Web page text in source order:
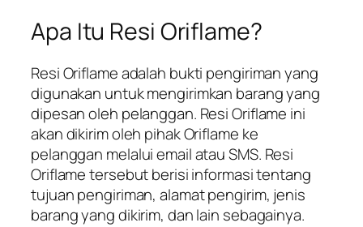
Apa Itu Resi Oriflame?
Resi Oriflame adalah bukti pengiriman yang
digunakan untuk mengirimkan barang yang
dipesan oleh pelanggan. Resi Oriflame ini
akan dikirim oleh pihak Oriflame ke
pelanggan melalui email atau SMS. Resi
Oriflame tersebut berisi informasi tentang
tujuan pengiriman, alamat pengirim, jenis
barang yang dikirim, dan lain sebagainya.